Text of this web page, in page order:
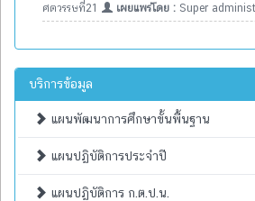
ศตวรรษที่21
เผยแพร่โดย : Super
บริการข้อมูล
แผนพัฒนาการศึกษาขั้นพื้นฐาน
แผนปฏิบัติการประจำปี
แผนปฏิบัติการ ก.ต.ป.น.